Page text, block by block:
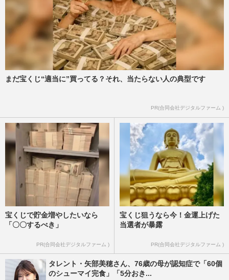
まだ宝くじ“適当に”買ってる？それ、当たらない人の典型です
PR(合同会社デジタルファーム )
宝くじで貯金増やしたいなら
「〇〇するべき」
PR(合同会社デジタルファーム )
宝くじ狙うなら今！金運上げた
当選者が暴露
PR(合同会社デジタルファーム )
タレント・矢部美穂さん、76歳の母が認知症で「60個
のシューマイ完食」「5分おき...